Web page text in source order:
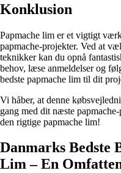
Konklusion
Papmache lim er et vigtigt
papmache-projekter. Ved at
teknikker kan du opnå
behov, læse anmeldelser og
bedste papmache lim til dit
Vi håber, at denne
gang med dit næste
den rigtige papmache lim!
Danmarks Bedste
Lim – En